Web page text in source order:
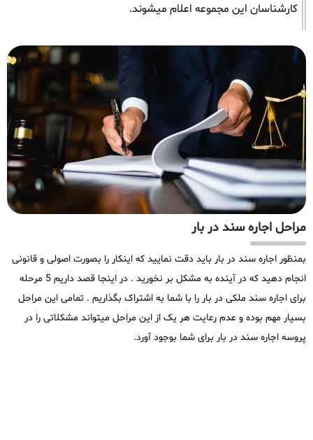
کارشناسان این مجموعه اعلام میشوند.
مراحل اجاره سند در بار
بمنظور اجاره سند در بار باید دقت نمایید که اینکار را بصورت اصولی و قانونی
انجام دهید که در آینده به مشکل بر نخورید . در اینجا قصد داریم 5 مرحله
برای اجاره سند ملکی در بار را با شما به اشتراک بگذاریم . تمامی این مراحل
بسیار مهم بوده و عدم رعایت هر یک از این مراحل میتواند مشکلاتی را در
پروسه اجاره سند در بار برای شما بوجود آورد.